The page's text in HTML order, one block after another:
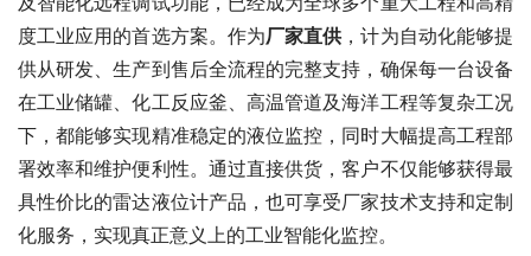
度工业应用的首选方案。作为厂家直供 ，计为自动化能够提
供从研发、生产到售后全流程的完整支持，确保每一台设备
在工业储罐、化工反应釜、高温管道及海洋工程等复杂工况
下，都能够实现精准稳定的液位监控，同时大幅提高工程部
署效率和维护便利性。通过直接供货，客户不仅能够获得最
具性价比的雷达液位计产品，也可享受厂家技术支持和定制
化服务，实现真正意义上的工业智能化监控。